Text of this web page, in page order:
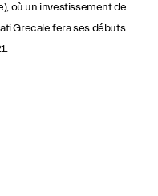
où un investissement de
Grecale fera ses débuts